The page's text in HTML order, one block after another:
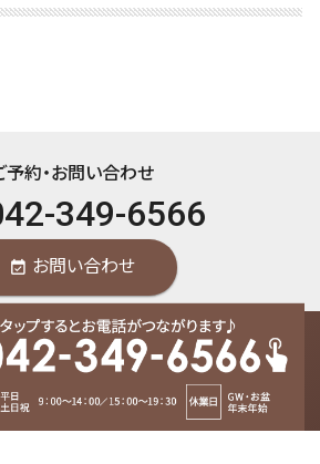
予約・お問い合わせ
349-6566
event_available お問い合わせ
185-0012 東京都国分寺市本町2-2-11-4F / 国分
より徒步2分 /
042-349-6566